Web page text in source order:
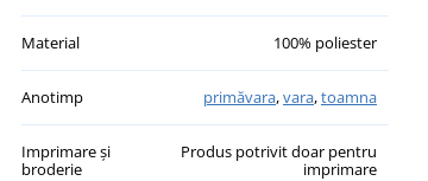
Material 100% poliester
Anotimp primăvara,vara,toamna
Imprimare și
broderie
Produs potrivit doar pentru
imprimare